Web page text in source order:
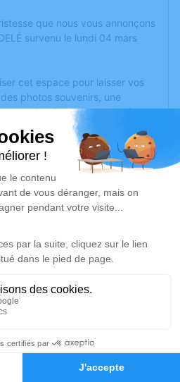
Hommages
que nous vous annonçons
survenu le lundi 04 mars
cet espace pour laisser vos
photos souvenirs, une
pensées à travers des poèmes
est un lieu d'expression dédié à
DENDELÉ.
d’arbre hommage estdisponible
2024 à 09h45
de Loire-Authion